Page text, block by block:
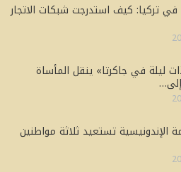
تركيا: كيف استدرجت شبكات الاتجار
ليلة في جاكرتا» ينقل المأساة
الإندونيسية تستعيد ثلاثة مواطنين